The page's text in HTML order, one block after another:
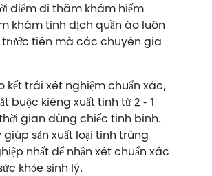
điểm đi thăm khám hiếm
khám tinh dịch quần áo luôn
trước tiên mà các chuyên gia
kết trái xét nghiệm chuẩn xác,
buộc kiêng xuất tinh từ 2 - 1
gian dùng chiếc tinh binh.
giúp sản xuất loại tinh trùng
nhất để nhận xét chuẩn xác
khỏe sinh lý.